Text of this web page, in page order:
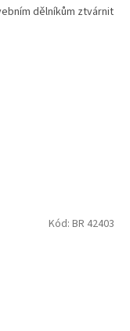
dělníkům ztvárnit
Kód: BR 42403